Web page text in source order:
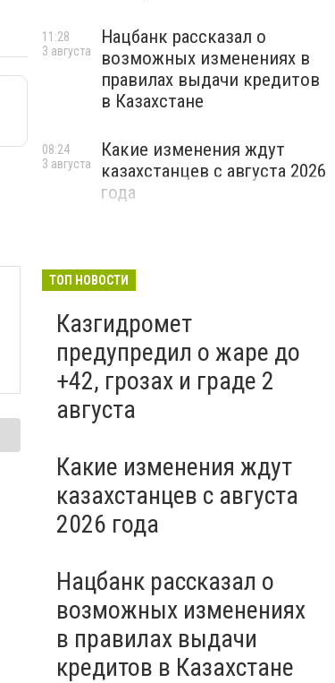
Нацбанк рассказал о
возможных изменениях в
правилах выдачи кредитов
в Казахстане
11:28
3 августа
Какие изменения ждут
казахстанцев с августа 2026
года
08:24
3 августа
ТОП НОВОСТИ
Казгидромет
предупредил о жаре до
+42, грозах и граде 2
августа
Какие изменения ждут
казахстанцев с августа
2026 года
Нацбанк рассказал о
возможных изменениях
в правилах выдачи
кредитов в Казахстане